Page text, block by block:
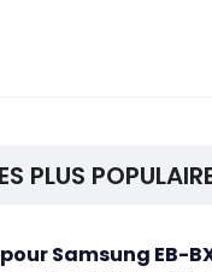
PLUS
Samsung EB-